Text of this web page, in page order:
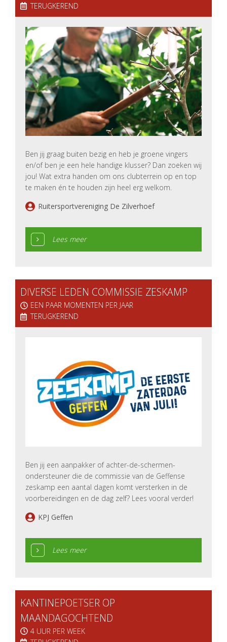
TERUGKEREND
Ben jij graag buiten bezig en heb je groene vingers
en/of ben je een hele handige klusser? Dan zoeken wij
jou! Wat extra handen om ons clubterrein op en top
te maken én te houden zijn heel erg welkom.
Ruitersportvereniging De Zilverhoef
Lees meer
DIVERSE LEDEN COMMISSIE ZESKAMP
EEN PAAR MOMENTEN PER JAAR
TERUGKEREND
Ben jij een aanpakker of achter-de-schermen-
ondersteuner die de commissie van de Geffense
zeskamp een aantal dagen komt versterken in de
voorbereidingen en de dag zelf? Lees vooral verder!
KPJ Geffen
Lees meer
KANTINEPOETSER OP
MAANDAGOCHTEND
4 UUR PER WEEK